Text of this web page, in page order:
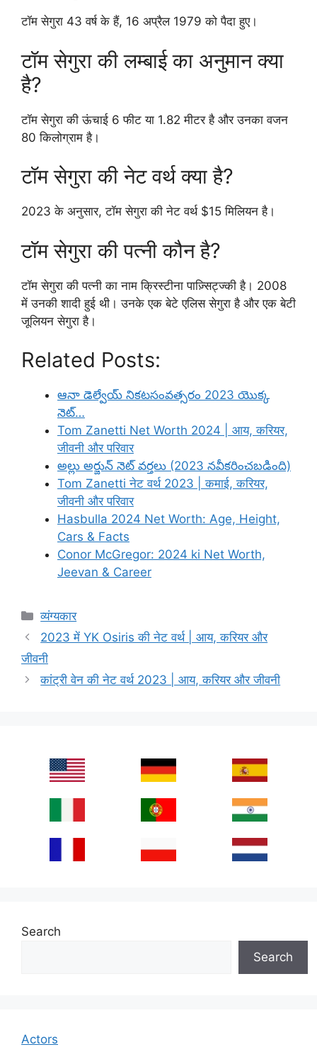
टॉम सेगुरा 43 वर्ष के हैं, 16 अप्रैल 1979 को पैदा हुए।
टॉम सेगुरा की लम्बाई का अनुमान क्या
है?
टॉम सेगुरा की ऊंचाई 6 फीट या 1.82 मीटर है और उनका वजन
80 किलोग्राम है।
टॉम सेगुरा की नेट वर्थ क्या है?
2023 के अनुसार, टॉम सेगुरा की नेट वर्थ $15 मिलियन है।
टॉम सेगुरा की पत्नी कौन है?
टॉम सेगुरा की पत्नी का नाम क्रिस्टीना पाज़्सिट्ज्की है। 2008
में उनकी शादी हुई थी। उनके एक बेटे एलिस सेगुरा है और एक बेटी
जूलियन सेगुरा है।
Related Posts:
ఆనా డెల్వేయ్ నికటసంవత్సరం 2023 యొక్క
నెట్…
Tom Zanetti Net Worth 2024 | आय, करियर,
जीवनी और परिवार
అల్లు అర్జున్ నెట్ వర్తలు (2023 నవీకరించబడింది)
Tom Zanetti नेट वर्थ 2023 | कमाई, करियर,
जीवनी और परिवार
Hasbulla 2024 Net Worth: Age, Height,
Cars & Facts
Conor McGregor: 2024 ki Net Worth,
Jeevan & Career
Categories
व्यंग्यकार
2023 में YK Osiris की नेट वर्थ | आय, करियर और
जीवनी
कांट्री वेन की नेट वर्थ 2023 | आय, करियर और जीवनी
Search
Search
Actors